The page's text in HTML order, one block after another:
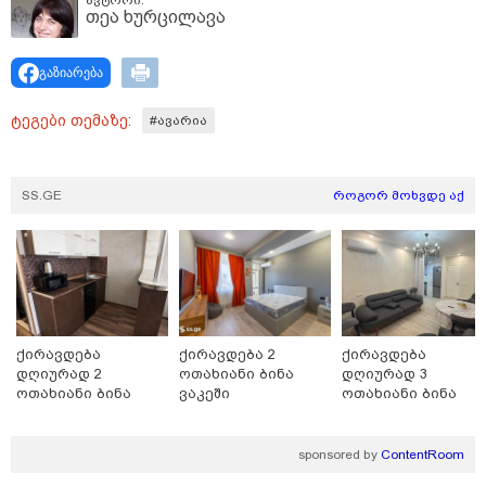
"განიხილავდნენ, როგორ ჩაიდინა გაბაშვილმა
დანაშაული" - გიგა ავალიანის საქმის პროკურორი
ნია იმნაძის და მამის დიალოგის ფარული ჩანაწერის
შინაარსს ასაჯაროებს
16:22 / 08-08-2026
"აი, ეს არის სამშობლოს
კობახიძის განცხადებას?
თეა ხურცილავა
გაზიარება
ტეგები თემაზე: #ავარია
SS.GE როგორ მოხვდე აქ
ქირავდება
დღიურად 2
ოთახიანი ბინა
ქირავდება 2
ოთახიანი ბინა
ვაკეში
ქირავდება
დღიურად 3
ოთახიანი ბინა
sponsored by ContentRoom